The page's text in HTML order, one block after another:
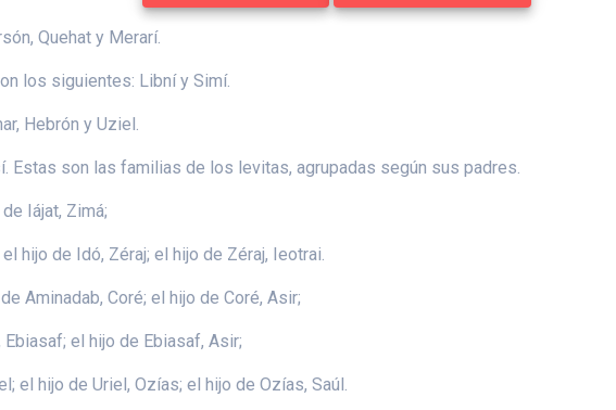
Quehat y Merarí.
los siguientes: Libní y Simí.
Hebrón y Uziel.
Estas son las familias de los levitas, agrupadas según sus padres.
Iájat, Zimá;
hijo de Idó, Zéraj; el hijo de Zéraj, Ieotrai.
Aminadab, Coré; el hijo de Coré, Asir;
el hijo de Ebiasaf, Asir;
el hijo de Uriel, Ozías; el hijo de Ozías, Saúl.